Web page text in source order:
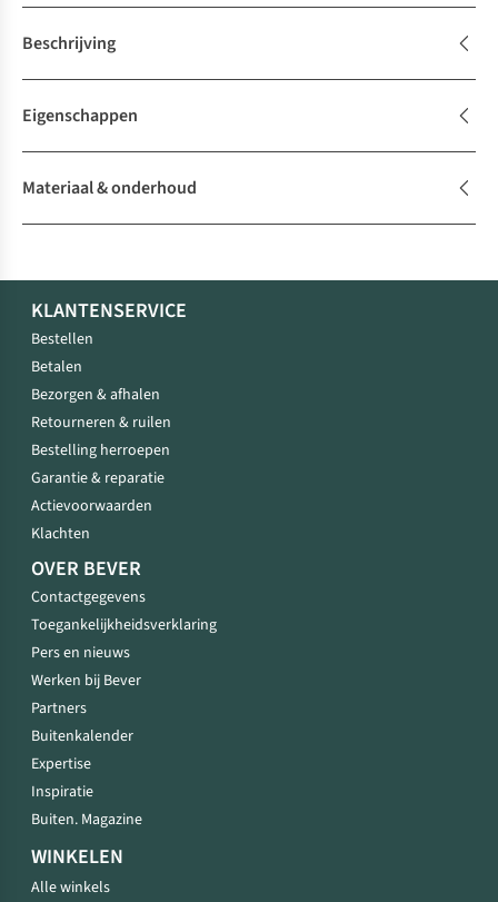
Beschrijving
Eigenschappen
Materiaal & onderhoud
KLANTENSERVICE
Bestellen
Betalen
Bezorgen & afhalen
Retourneren & ruilen
Bestelling herroepen
Garantie & reparatie
Actievoorwaarden
Klachten
OVER BEVER
Contactgegevens
Toegankelijkheidsverklaring
Pers en nieuws
Werken bij Bever
Partners
Buitenkalender
Expertise
Inspiratie
Buiten. Magazine
WINKELEN
Alle winkels